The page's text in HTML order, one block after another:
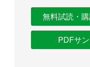
無料試読・
PDFサ